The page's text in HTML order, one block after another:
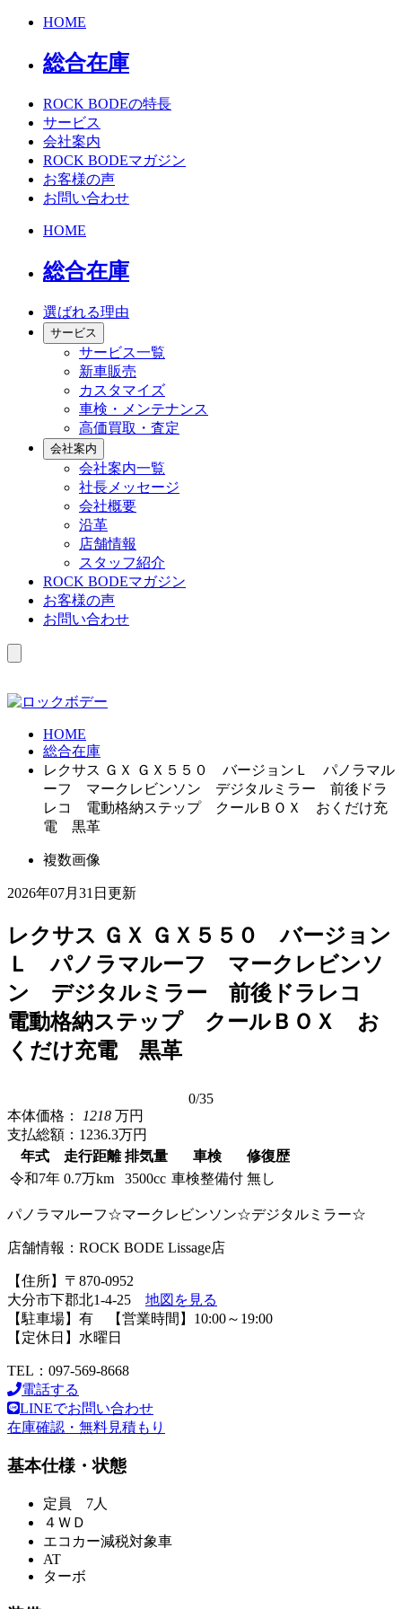
HOME
総合在庫
ROCK BODEの特長
サービス
会社案内
ROCK BODEマガジン
お客様の声
お問い合わせ
HOME
総合在庫
選ばれる理由
サービス
サービス一覧
新車販売
カスタマイズ
車検・メンテナンス
高価買取・査定
会社案内
会社案内一覧
社長メッセージ
会社概要
沿革
店舗情報
スタッフ紹介
ROCK BODEマガジン
お客様の声
お問い合わせ
HOME
総合在庫
レクサス ＧＸ ＧＸ５５０ バージョンＬ パノラマル
ーフ マークレビンソン デジタルミラー 前後ドラ
レコ 電動格納ステップ クールＢＯＸ おくだけ充
電 黒革
複数画像
2026年07月31日更新
レクサス ＧＸ ＧＸ５５０ バージョン
Ｌ パノラマルーフ マークレビンソ
ン デジタルミラー 前後ドラレコ
電動格納ステップ クールＢＯＸ お
くだけ充電 黒革
0/35
本体価格：
1218 万円
支払総額： 1236.3万円
年式
走行距離 排気量 車検
修復歴
令和7年 0.7万km 3500cc 車検整備付 無し
パノラマルーフ☆マークレビンソン☆デジタルミラー☆
店舗情報：ROCK BODE Lissage店
【住所】〒870-0952
大分市下郡北1-4-25 地図を見る
【駐車場】有 【営業時間】10:00～19:00
【定休日】水曜日
TEL：097-569-8668
電話する
LINEでお問い合わせ
在庫確認・無料見積もり
基本仕様・状態
定員 7人
４ＷＤ
エコカー減税対象車
AT
ターボ